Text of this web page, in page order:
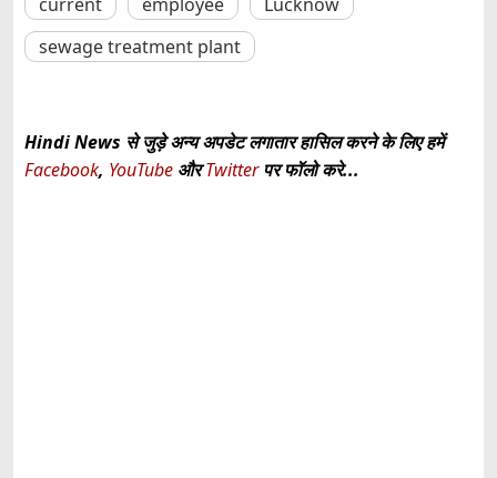
sewage treatment plant
Hindi News से जुड़े अन्य अपडेट लगातार हासिल करने के लिए हमें
Facebook, YouTube औरTwitterपर फॉलो करे...